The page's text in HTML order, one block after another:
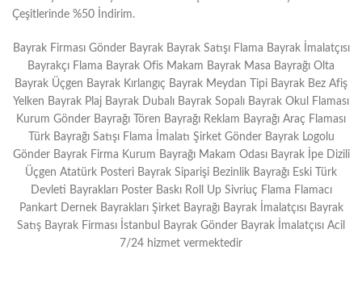
Çeşitlerinde %50 İndirim.
Bayrak Firması Gönder Bayrak Bayrak Satışı Flama Bayrak İmalatçısı
Bayrakçı Flama Bayrak Ofis Makam Bayrak Masa Bayrağı Olta
Bayrak Üçgen Bayrak Kırlangıç Bayrak Meydan Tipi Bayrak Bez Afiş
Yelken Bayrak Plaj Bayrak Dubalı Bayrak Sopalı Bayrak Okul Flaması
Kurum Gönder Bayrağı Tören Bayrağı Reklam Bayrağı Araç Flaması
Türk Bayrağı Satışı Flama İmalatı Şirket Gönder Bayrak Logolu
Gönder Bayrak Firma Kurum Bayrağı Makam Odası Bayrak İpe Dizili
Üçgen Atatürk Posteri Bayrak Siparişi Bezinlik Bayrağı Eski Türk
Devleti Bayrakları Poster Baskı Roll Up Sivriuç Flama Flamacı
Pankart Dernek Bayrakları Şirket Bayrağı Bayrak İmalatçısı Bayrak
Satış Bayrak Firması İstanbul Bayrak Gönder Bayrak İmalatçısı Acil
7/24 hizmet vermektedir